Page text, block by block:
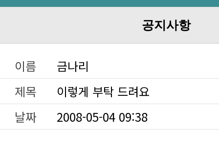
공지사항
이름
금나리
제목
이렇게 부탁 드려요
날짜
2008-05-04 09:38